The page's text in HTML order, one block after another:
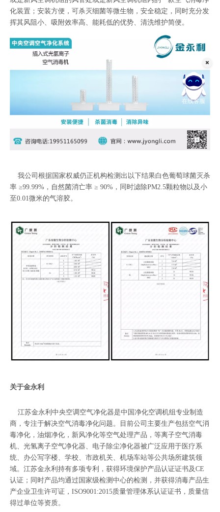
化装置；安装方便，可杀灭细菌等微生物，安全稳定，同时充分发
挥其风阻小、吸附效率高、能耗低的优势、清洗维护简便。
我公司根据国家权威仍正机构检测出以下结果白色葡萄球菌灭杀
率 ≥99.99%，自然菌消亡率 ≥ 90%，同时滤除PM2.5颗粒物以及小
至0.01微米的气溶胶。
关于金永利
江苏金永利 中央空调空气净化器是中国净化空调机组专业制造
商，专注于解决空气消毒净化问题。目前公司主要生产包括空气消
毒净化，油烟净化，新风净化等空气处理产品， 等离子空气消毒
机
光氢离子空气净化器 电子除尘净化器被广泛应用于医疗系
统、办公写字楼、学校、市政机关、机场车站等公共场所建筑领
域。江苏金永利持有多项专利，获得环境保护产品认证证书及CE
认证；同时产品均通过国家级检测中心的检测，并获得消毒产品生
产企业卫生许可证，ISO9001:2015质量管理体系认证证书，质量信
得过单位等资质。
在线客服